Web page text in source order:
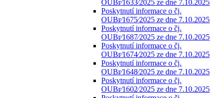
OUBr⁄1633⁄2025 ze dne 7.10.2025
Poskytnutí informace o čj.
OUBr⁄1675⁄2025 ze dne 7.10.2025
Poskytnutí informace o čj.
OUBr⁄1687⁄2025 ze dne 7.10.2025
Poskytnutí informace o čj.
OUBr⁄1674⁄2025 ze dne 7.10.2025
Poskytnutí informace o čj.
OUBr⁄1648⁄2025 ze dne 7.10.2025
Poskytnutí informace o čj.
OUBr⁄1602⁄2025 ze dne 7.10.2025